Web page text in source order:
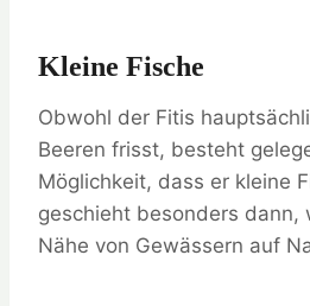
Kleine Fische
Obwohl der Fitis
Beeren frisst, besteht
Möglichkeit, dass er kleine
geschieht besonders dann,
Nähe von Gewässern auf